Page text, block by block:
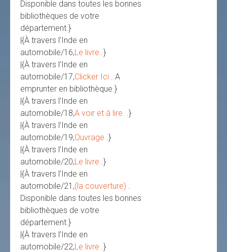
Disponible dans toutes les bonnes
bibliothèques de votre
département.}
|{À travers l’Inde en
automobile/16,Le livre .}
|{À travers l’Inde en
automobile/17,Clicker Ici
. A
emprunter en bibliothèque.}
|{À travers l’Inde en
automobile/18,A voir et à lire.
.}
|{À travers l’Inde en
automobile/19,Ouvrage .}
|{À travers l’Inde en
automobile/20,Le livre .}
|{À travers l’Inde en
automobile/21,(la couverture)
Disponible dans toutes les bonnes
bibliothèques de votre
département.}
|{À travers l’Inde en
automobile/22,Le livre .}